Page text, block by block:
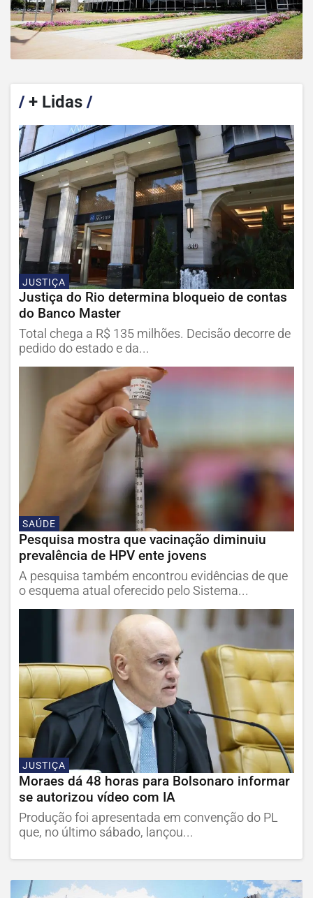
/+ Lidas /
JUSTIÇA
Justiça do Rio determina bloqueio de contas
do Banco Master
Total chega a R$ 135 milhões. Decisão decorre de
pedido do estado e da...
SAÚDE
Pesquisa mostra que vacinação diminuiu
prevalência de HPV ente jovens
A pesquisa também encontrou evidências de que
o esquema atual oferecido pelo Sistema...
JUSTIÇA
Moraes dá 48 horas para Bolsonaro informar
se autorizou vídeo com IA
Produção foi apresentada em convenção do PL
que, no último sábado, lançou...